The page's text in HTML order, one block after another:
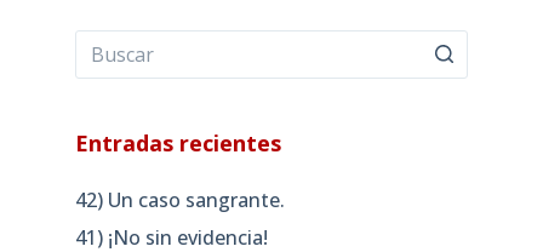
Entradas recientes
42) Un caso sangrante.
41) ¡No sin evidencia!